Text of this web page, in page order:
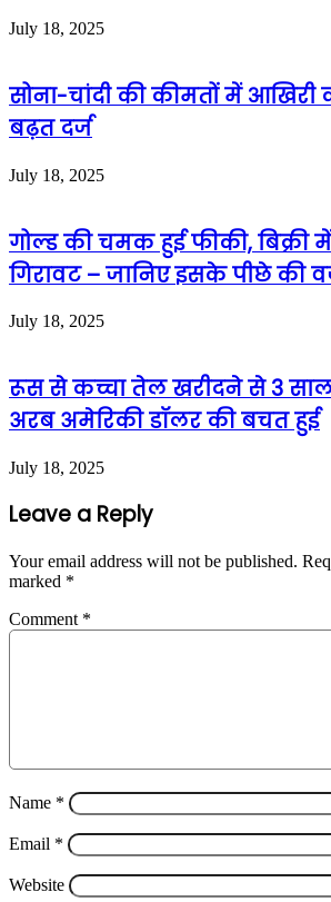
July 18, 2025
सोना-चांदी की कीमतों में आखिरी
बढ़त दर्ज
July 18, 2025
गोल्ड की चमक हुई फीकी, बिक्री
गिरावट – जानिए इसके पीछे की
July 18, 2025
रूस से कच्चा तेल खरीदने से 3
अरब अमेरिकी डॉलर की बचत हुई
July 18, 2025
Leave a Reply
Your email address will not be published.
marked *
Comment *
Name *
Email *
Website